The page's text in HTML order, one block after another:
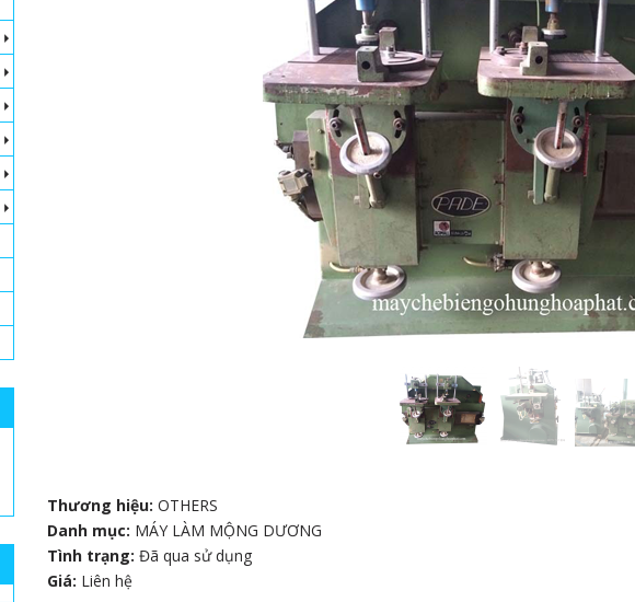
Thương hiệu:OTHERS
Danh mục: MÁY LÀM MỘNG DƯƠNG
Tình trạng:Đã qua sử dụng
Giá: Liên hệ
BÁNH XE DÙNG CHO